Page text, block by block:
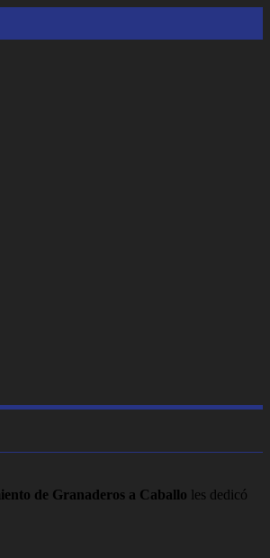
de Granaderos a Caballo les dedicó